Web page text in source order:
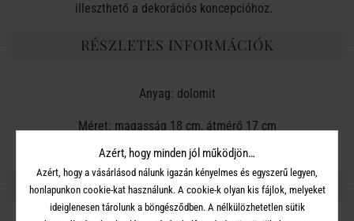
illeszthető a dekorációs koncepcióhoz.
RÉSZLETES INFORMÁCIÓK
Anyag: dolomit
Méret: magasság 18 cm, átmérő 17 cm
OSZD MEG MÁSOKKAL!
Azért, hogy minden jól működjön…
Azért, hogy a vásárlásod nálunk igazán kényelmes és egyszerű legyen,
honlapunkon cookie-kat használunk. A cookie-k olyan kis fájlok, melyeket
ideiglenesen tárolunk a böngésződben. A nélkülözhetetlen sütik